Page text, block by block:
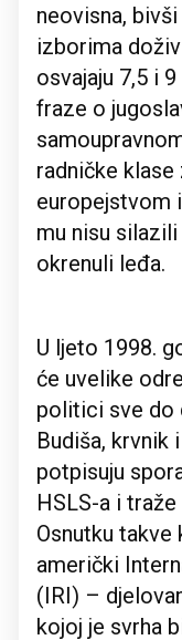
neovisna,
izborima
osvajaju 7,5 i
fraze o
radničke
europejstvom
mu nisu
okrenuli leđa.
U ljeto 1998.
će uvelike
politici sve do
Budiša, krvnik
potpisuju
HSLS-a i
Osnutku
američki
(IRI) –
kojoj je svrha